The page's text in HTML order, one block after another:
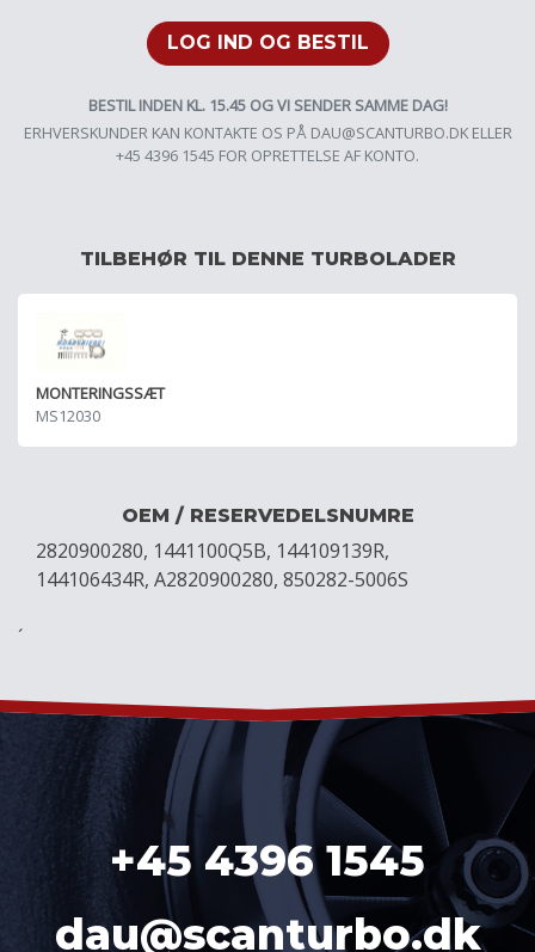
LOG IND OG BESTIL
BESTIL INDEN KL. 15.45 OG VI SENDER SAMME DAG!
ERHVERSKUNDER KAN KONTAKTE OS PÅ DAU@SCANTURBO.DKELLER
+45 4396 1545 FOR OPRETTELSE AF KONTO.
TILBEHØR TIL DENNE TURBOLADER
MONTERINGSSÆT
MS12030
OEM / RESERVEDELSNUMRE
2820900280, 1441100Q5B, 144109139R,
144106434R, A2820900280, 850282-5006S
´
+45 4396 1545
dau@scanturbo.dk